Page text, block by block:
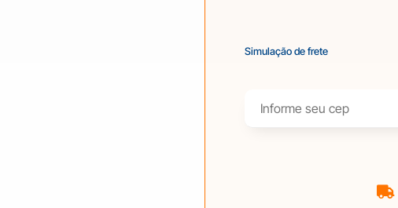
Simulação de frete